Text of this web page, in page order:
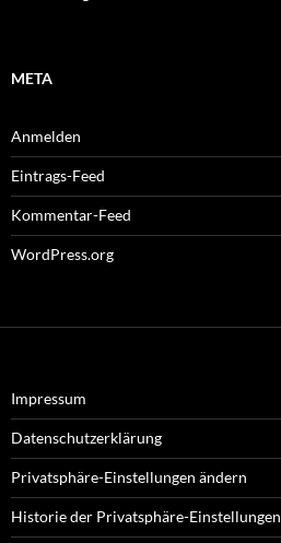
META
Anmelden
Eintrags-Feed
Kommentar-Feed
WordPress.org
Impressum
Datenschutzerklärung
Privatsphäre-Einstellungen ändern
Historie der Privatsphäre-Einstellungen